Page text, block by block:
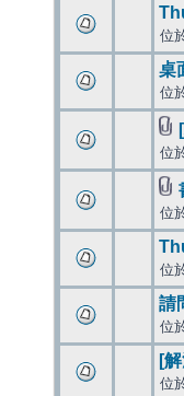
位
桌
位
位
位
位
請
位
[
位